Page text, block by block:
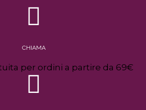
CHIAMA
per ordini a partire da 69€